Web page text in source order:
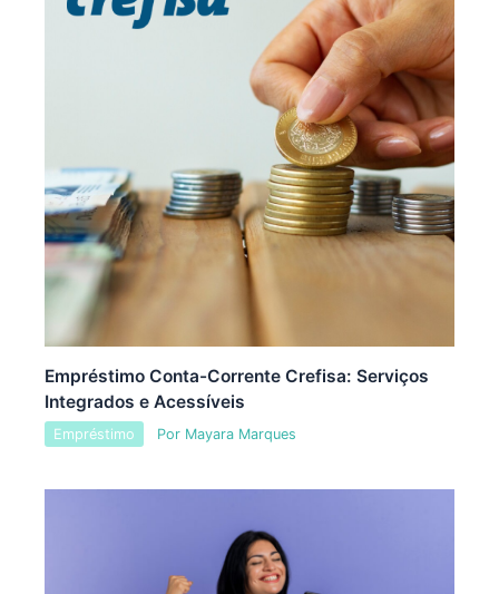
Empréstimo Conta-Corrente Crefisa: Serviços
Integrados e Acessíveis
Empréstimo Por Mayara Marques